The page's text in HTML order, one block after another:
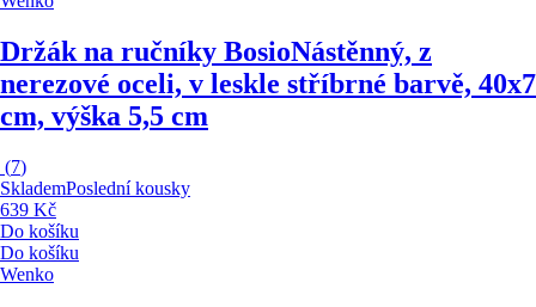
Držák na ručníky BosioNástěnný, z
nerezové oceli, v leskle stříbrné barvě, 40x7
cm, výška 5,5 cm
(7)
SklademPoslední kousky
639 Kč
Do košíku
Do košíku
Wenko